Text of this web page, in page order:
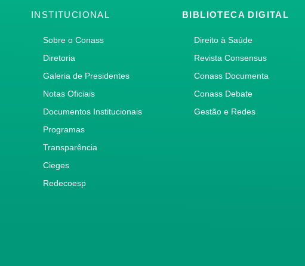
INSTITUCIONAL
Sobre o Conass
Diretoria
Galeria de Presidentes
Notas Oficiais
Documentos Institucionais
Programas
Transparência
Cieges
Redecoesp
BIBLIOTECA DIGITAL
Direito à Saúde
Revista Consensus
Conass Documenta
Conass Debate
Gestão e Redes